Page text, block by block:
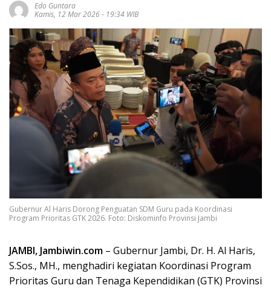
Edo Guntara
Kamis, 12 Mar 2026 - 19:34 WIB
Gubernur Al Haris Dorong Penguatan SDM Guru pada Koordinasi
Program Prioritas GTK 2026. Foto: Diskominfo Provinsi Jambi
JAMBI, Jambiwin.com – Gubernur Jambi, Dr. H. Al Haris,
S.Sos., MH., menghadiri kegiatan Koordinasi Program
Prioritas Guru dan Tenaga Kependidikan (GTK) Provinsi